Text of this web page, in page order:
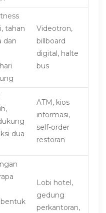
tahan
dan
Videotron,
billboard
digital, halte
bus
dua
ATM, kios
informasi,
self-order
restoran
Lobi hotel,
gedung
perkantoran,